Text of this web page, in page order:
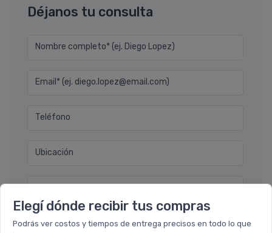
Elegí dónde recibir tus compras
Podrás ver costos y tiempos de entrega precisos en todo lo que
Déjanos tu consulta
Nombre completo* (ej. Diego Lopez)
Email* (ej. diego.lopez@email.com)
Teléfono
Ubicación
Por favor describa en detalle su solicitud